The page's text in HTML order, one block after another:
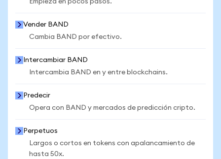
Empieza en pocos pasos.
Vender BAND
Cambia BAND por efectivo.
Intercambiar BAND
Intercambia BAND en y entre blockchains.
Predecir
Opera con BAND y mercados de predicción cripto.
Perpetuos
Largos o cortos en tokens con apalancamiento de
hasta 50x.